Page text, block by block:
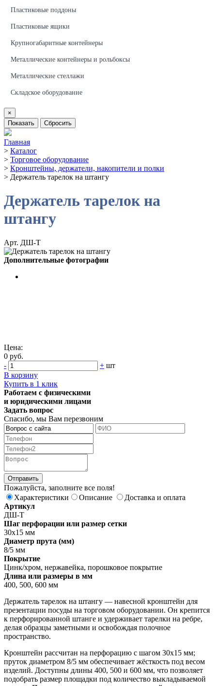
Пластиковые поддоны
Пластиковые ящики
Крупногабаритные контейнеры
Металлические контейнеры и рольбоксы
Металлические стеллажи
Складское оборудование
×
Показать
Сбросить
Главная
> Каталог
> Торговое оборудование
> Кронштейны, держатели, накопители и полки
> Держатель тарелок на штангу
Держатель тарелок на
штангу
Арт. ДШ-Т
Дополнительные фотографии
Цена:
0 руб.
-
+ шт
В корзину
Купить в 1 клик
Работаем с физическими
и юридическими лицами
Задать вопрос
Спасибо, мы Вам перезвоним
Пожалуйста, заполните все поля!
Характеристики
Описание
Доставка и оплата
Артикул
ДШ-Т
Шаг перфорации или размер сетки
30х15 мм
Диаметр прута (мм)
8/5 мм
Покрытие
Цинк/хром, нержавейка, порошковое покрытие
Длина или размеры в мм
400, 500, 600 мм
Держатель тарелок на штангу — навесной кронштейн для
презентации посуды на торговом оборудовании. Он крепится
к перфорированной штанге и удерживает тарелки на ребре,
делая образцы заметными и освобождая полочное
пространство.
Кронштейн рассчитан на перфорацию с шагом 30х15 мм;
пруток диаметром 8/5 мм обеспечивает жёсткость под весом
изделий. Доступны длины 400, 500 и 600 мм, что позволяет
подобрать размер площадки под количество выкладываемой